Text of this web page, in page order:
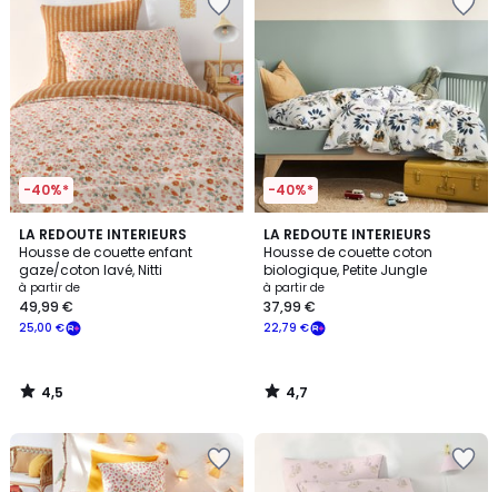
-40%*
LA REDOUTE INTERIEURS
Housse de couette enfant
gaze/coton lavé, Nitti
à partir de
25,00 €
49,99 €
4,5
/ 5
4,5
/
-40%*
LA REDOUTE INTERIEURS
Housse de couette coton
biologique, Petite Jungle
à partir de
22,79 €
37,99 €
4,7
/ 5
4,7
/